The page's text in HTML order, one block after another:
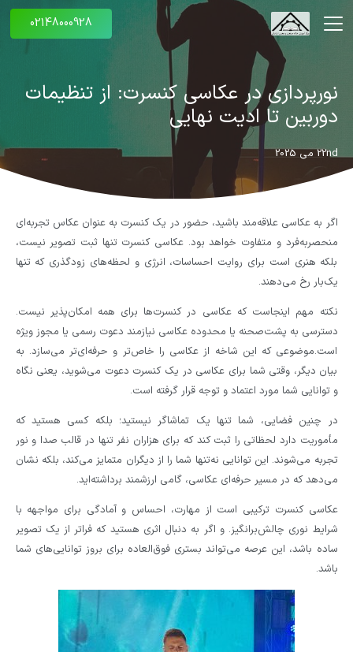
02148000928
نورپردازی در عکاسی کنسرت: از تنظیمات
دوربین تا ادیت نهایی
22nd می 2025
اگر به عکاسی علاقه‌مند باشید، حضور در یک کنسرت به عنوان عکاس تجربه‌ای
منحصربه‌فرد و متفاوت خواهد بود. عکاسی کنسرت تنها ثبت تصویر نیست،
بلکه هنری است برای روایت احساسات، انرژی و لحظه‌های زودگذری که تنها
یک‌بار رخ می‌دهند.
نکته مهم اینجاست که عکاسی در کنسرت‌ها برای همه امکان‌پذیر نیست.
دسترسی به پشت‌صحنه یا محدوده عکاسی نیازمند دعوت رسمی یا مجوز ویژه
است.موضوعی که این شاخه از عکاسی را خاص‌تر و حرفه‌ای‌تر می‌سازد. به
بیان دیگر، وقتی شما برای عکاسی در یک کنسرت دعوت می‌شوید، یعنی نگاه
و توانایی شما مورد اعتماد و توجه قرار گرفته است.
در چنین فضایی، شما تنها یک تماشاگر نیستید؛ بلکه کسی هستید که
مأموریت دارد لحظاتی را ثبت کند که برای هزاران نفر تنها در قالب صدا و نور
تجربه می‌شوند. این توانایی نه‌تنها شما را از دیگران متمایز می‌کند، بلکه نشان
می‌دهد که در مسیر حرفه‌ای عکاسی، گامی ارزشمند برداشته‌اید.
عکاسی کنسرت ترکیبی است از مهارت، احساس و آمادگی برای مواجهه با
شرایط نوری چالش‌برانگیز. و اگر به دنبال اثری هستید که فراتر از یک تصویر
ساده باشد، این عرصه می‌تواند بستری فوق‌العاده برای بروز توانایی‌های شما
باشد.